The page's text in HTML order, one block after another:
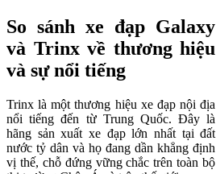
So sánh xe đạp Galaxy
và Trinx về thương hiệu
và sự nổi tiếng
Trinx là một thương hiệu xe đạp nội địa
nổi tiếng đến từ Trung Quốc. Đây là
hãng sản xuất xe đạp lớn nhất tại đất
nước tỷ dân và họ đang dần khẳng định
vị thế, chỗ đứng vững chắc trên toàn bộ